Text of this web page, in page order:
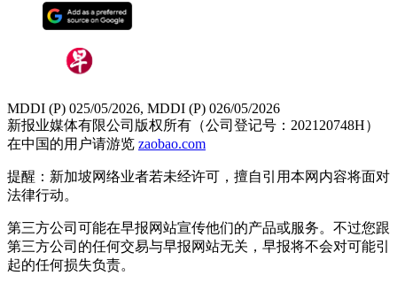
MDDI (P) 025/05/2026, MDDI (P) 026/05/2026
新报业媒体有限公司版权所有（公司登记号：202120748H）
在中国的用户请游览 zaobao.com
提醒：新加坡网络业者若未经许可，擅自引用本网内容将面对
法律行动。
第三方公司可能在早报网站宣传他们的产品或服务。不过您跟
第三方公司的任何交易与早报网站无关，早报将不会对可能引
起的任何损失负责。